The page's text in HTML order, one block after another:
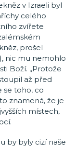
v Izraeli byl
celého
zvířete
prošel
nic mu nemohlo
Boží. „Protože
až před
se toho, co
znamená, že je
místech,
by byly cizí naše